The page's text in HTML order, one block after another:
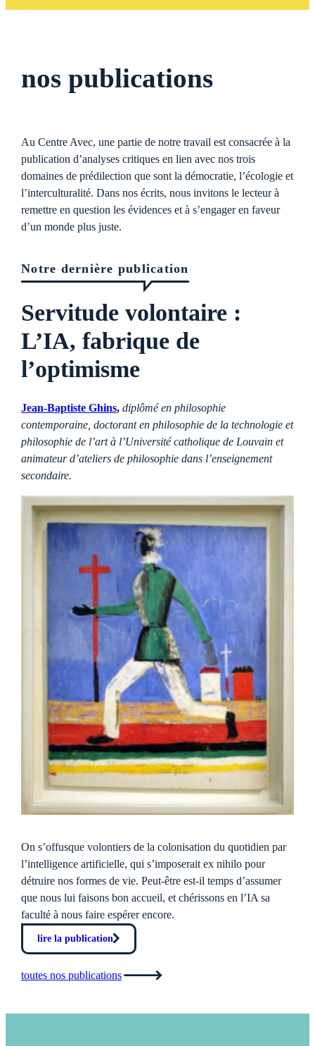
nos publications
Au Centre Avec, une partie de notre travail est consacrée à la
publication d’analyses critiques en lien avec nos trois
domaines de prédilection que sont la démocratie, l’écologie et
l’interculturalité. Dans nos écrits, nous invitons le lecteur à
remettre en question les évidences et à s’engager en faveur
d’un monde plus juste.
Notre dernière publication
Servitude volontaire :
L’IA, fabrique de
l’optimisme
Jean-Baptiste Ghins, diplômé en philosophie
contemporaine, doctorant en philosophie de la technologie et
philosophie de l’art à l’Université catholique de Louvain et
animateur d’ateliers de philosophie dans l’enseignement
secondaire.
On s’offusque volontiers de la colonisation du quotidien par
l’intelligence artificielle, qui s’imposerait ex nihilo pour
détruire nos formes de vie. Peut-être est-il temps d’assumer
que nous lui faisons bon accueil, et chérissons en l’IA sa
faculté à nous faire espérer encore.
lire la publication
toutes nos publications